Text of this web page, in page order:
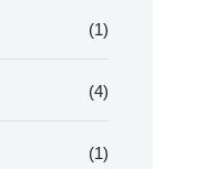
(1)
(4)
(1)